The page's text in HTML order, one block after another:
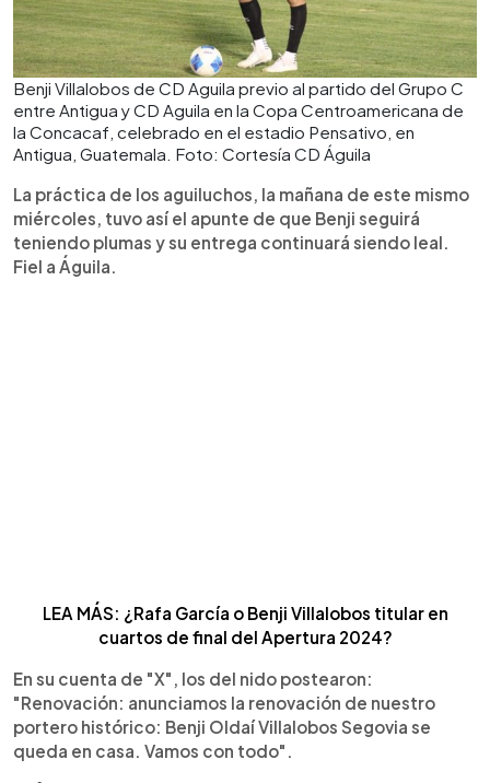
Benji Villalobos de CD Aguila previo al partido del Grupo C
entre Antigua y CD Aguila en la Copa Centroamericana de
la Concacaf, celebrado en el estadio Pensativo, en
Antigua, Guatemala. Foto: Cortesía CD Águila
La práctica de los aguiluchos, la mañana de este mismo
miércoles, tuvo así el apunte de que Benji seguirá
teniendo plumas y su entrega continuará siendo leal.
Fiel a Águila.
LEA MÁS: ¿Rafa García o Benji Villalobos titular en
cuartos de final del Apertura 2024?
En su cuenta de "X", los del nido postearon:
"Renovación: anunciamos la renovación de nuestro
portero histórico: Benji Oldaí Villalobos Segovia se
queda en casa. Vamos con todo".